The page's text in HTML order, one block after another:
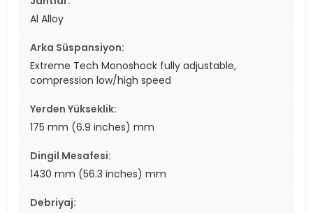
Al Alloy
Arka Süspansiyon:
Extreme Tech Monoshock fully adjustable,
compression low/high speed
Yerden Yükseklik:
175 mm (6.9 inches) mm
Dingil Mesafesi:
1430 mm (56.3 inches) mm
Debriyaj: